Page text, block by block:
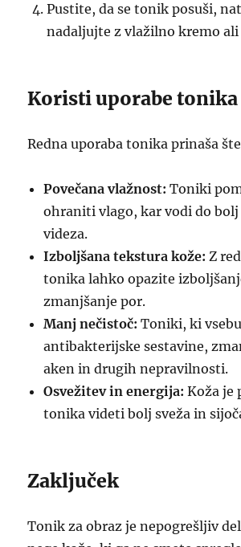
Pustite, da se tonik posuši,
nadaljujte z vlažilno kremo
Koristi uporabe tonika
Redna uporaba tonika prinaša
Povečana vlažnost: Toniki
ohraniti vlago, kar vodi do bolj
videza.
Izboljšana tekstura kože: Z
tonika lahko opazite
zmanjšanje por.
Manj nečistoč: Toniki, ki
antibakterijske sestavine,
aken in drugih nepravilnosti.
Osvežitev in energija: Koža je
tonika videti bolj sveža in
Zaključek
Tonik za obraz je nepogrešljiv